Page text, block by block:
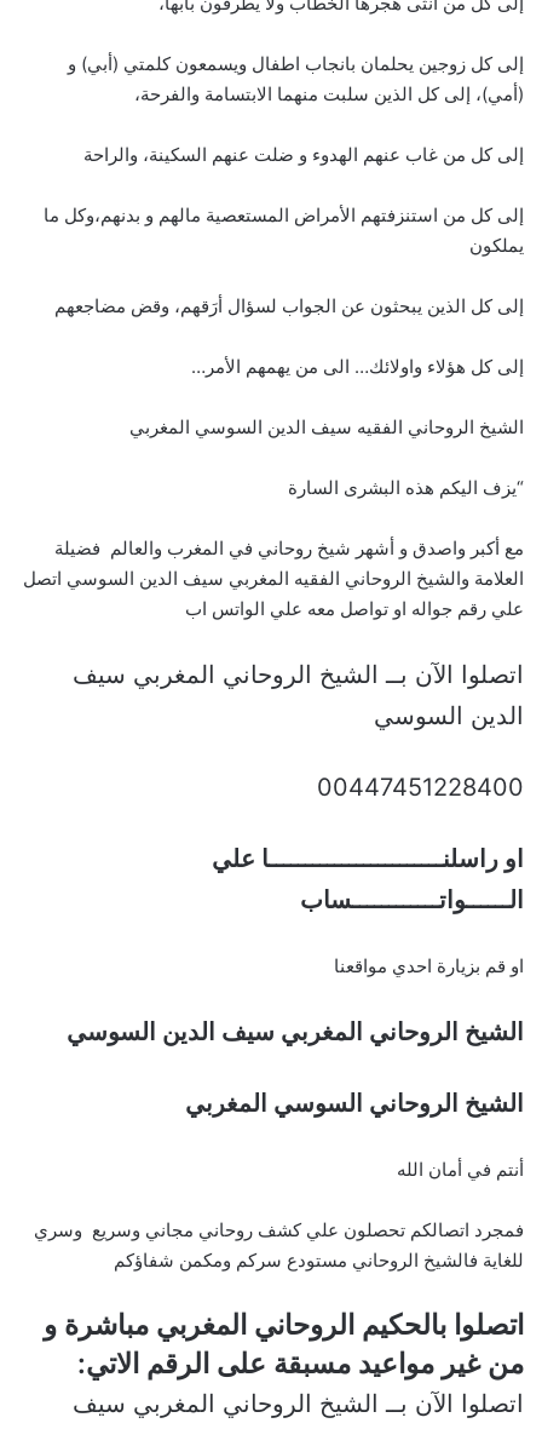
إلى كل زوجين يحلمان بانجاب اطفال ويسمعون كلمتي (أبي) و
(أمي)، إلى كل الذين سلبت منهما الابتسامة والفرحة،
إلى كل من غاب عنهم الهدوء و ضلت عنهم السكينة، والراحة
إلى كل من استنزفتهم الأمراض المستعصية مالهم و بدنهم،وكل ما
يملكون
إلى كل الذين يبحثون عن الجواب لسؤال أرَقهم، وقض مضاجعهم
إلى كل هؤلاء واولائك… الى من يهمهم الأمر…
الشيخ الروحاني الفقيه سيف الدين السوسي المغربي
“يزف اليكم هذه البشرى السارة
مع أكبر واصدق و أشهر شيخ روحاني في المغرب والعالم فضيلة
العلامة والشيخ الروحاني الفقيه المغربي سيف الدين السوسي اتصل
علي رقم جواله او تواصل معه علي الواتس اب
اتصلوا الآن بــ الشيخ الروحاني المغربي سيف
الدين السوسي
00447451228400
او راسلنــــــــــــــــــــــــا علي
الــــــواتــــــــــــساب
او قم بزيارة احدي مواقعنا
الشيخ الروحاني المغربي سيف الدين السوسي
الشيخ الروحاني السوسي المغربي
أنتم في أمان الله
فمجرد اتصالكم تحصلون علي كشف روحاني مجاني وسريع وسري
للغاية فالشيخ الروحاني مستودع سركم ومكمن شفاؤكم
اتصلوا بالحكيم الروحاني المغربي مباشرة و
من غير مواعيد مسبقة على الرقم الاتي:
اتصلوا الآن بــ الشيخ الروحاني المغربي سيف